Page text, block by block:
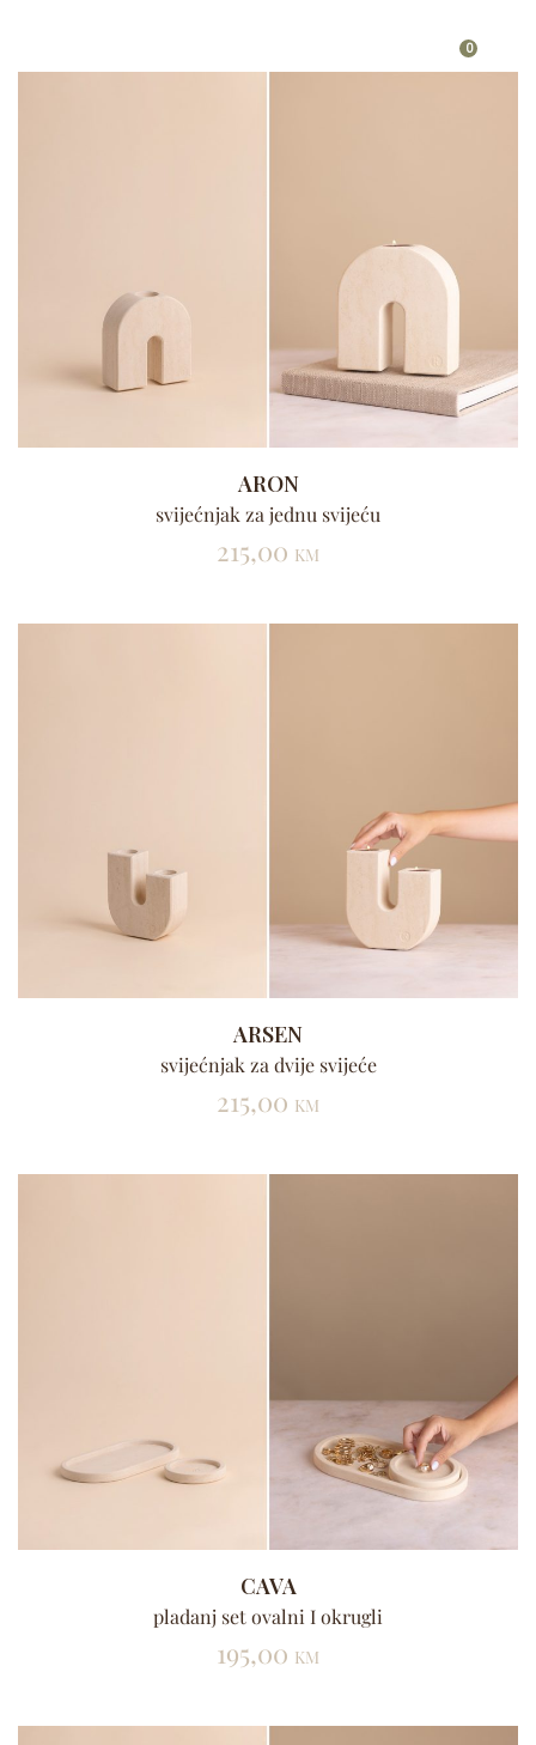
0
ARON
svijećnjak za jednu svijeću
215,00 KM
ARSEN
svijećnjak za dvije svijeće
215,00 KM
CAVA
pladanj set ovalni I okrugli
195,00 KM